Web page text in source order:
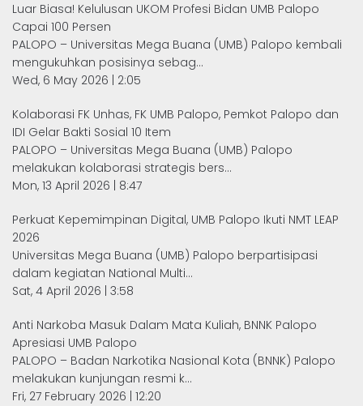
Luar Biasa! Kelulusan UKOM Profesi Bidan UMB Palopo
Capai 100 Persen
PALOPO – Universitas Mega Buana (UMB) Palopo kembali
mengukuhkan posisinya sebag...
Wed, 6 May 2026 | 2:05
Kolaborasi FK Unhas, FK UMB Palopo, Pemkot Palopo dan
IDI Gelar Bakti Sosial 10 Item
PALOPO – Universitas Mega Buana (UMB) Palopo
melakukan kolaborasi strategis bers...
Mon, 13 April 2026 | 8:47
Perkuat Kepemimpinan Digital, UMB Palopo Ikuti NMT LEAP
2026
Universitas Mega Buana (UMB) Palopo berpartisipasi
dalam kegiatan National Multi...
Sat, 4 April 2026 | 3:58
Anti Narkoba Masuk Dalam Mata Kuliah, BNNK Palopo
Apresiasi UMB Palopo
PALOPO – Badan Narkotika Nasional Kota (BNNK) Palopo
melakukan kunjungan resmi k...
Fri, 27 February 2026 | 12:20